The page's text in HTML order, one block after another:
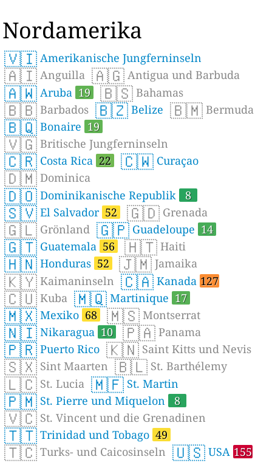
Nordamerika
🇻🇮 Amerikanische Jungferninseln
🇦🇮 Anguilla 🇦🇬 Antigua und Barbuda
🇦🇼 Aruba 19 🇧🇸 Bahamas
🇧🇧 Barbados 🇧🇿 Belize 🇧🇲 Bermuda
🇧🇶 Bonaire 19
🇻🇬 Britische Jungferninseln
🇨🇷 Costa Rica 22 🇨🇼 Curaçao
🇩🇲 Dominica
🇩🇴 Dominikanische Republik 8
🇸🇻 El Salvador 52 🇬🇩 Grenada
🇬🇱 Grönland 🇬🇵 Guadeloupe 14
🇬🇹 Guatemala 56 🇭🇹 Haiti
🇭🇳 Honduras 52 🇯🇲 Jamaika
🇰🇾 Kaimaninseln 🇨🇦 Kanada 127
🇨🇺 Kuba 🇲🇶 Martinique 17
🇲🇽 Mexiko 68 🇲🇸 Montserrat
🇳🇮 Nikaragua 10 🇵🇦 Panama
🇵🇷 Puerto Rico 🇰🇳 Saint Kitts und Nevis
🇸🇽 Sint Maarten 🇧🇱 St. Barthélemy
🇱🇨 St. Lucia 🇲🇫 St. Martin
🇵🇲 St. Pierre und Miquelon 8
🇻🇨 St. Vincent und die Grenadinen
🇹🇹 Trinidad und Tobago 49
🇹🇨 Turks- und Caicosinseln 🇺🇸 USA 155